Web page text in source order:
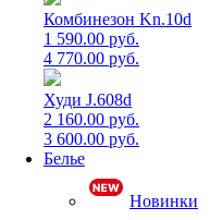
Комбинезон Kn.10d
1 590.00 руб.
4 770.00 руб.
Худи J.608d
2 160.00 руб.
3 600.00 руб.
Белье
Новинки